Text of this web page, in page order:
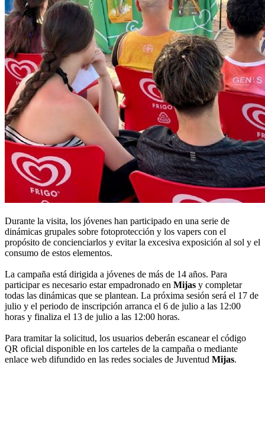
Durante la visita, los jóvenes han participado en una serie de
dinámicas grupales sobre fotoprotección y los vapers con el
propósito de concienciarlos y evitar la excesiva exposición al sol y el
consumo de estos elementos.
La campaña está dirigida a jóvenes de más de 14 años. Para
participar es necesario estar empadronado en Mijas y completar
todas las dinámicas que se plantean. La próxima sesión será el 17 de
julio y el periodo de inscripción arranca el 6 de julio a las 12:00
horas y finaliza el 13 de julio a las 12:00 horas.
Para tramitar la solicitud, los usuarios deberán escanear el código
QR oficial disponible en los carteles de la campaña o mediante
enlace web difundido en las redes sociales de Juventud Mijas.